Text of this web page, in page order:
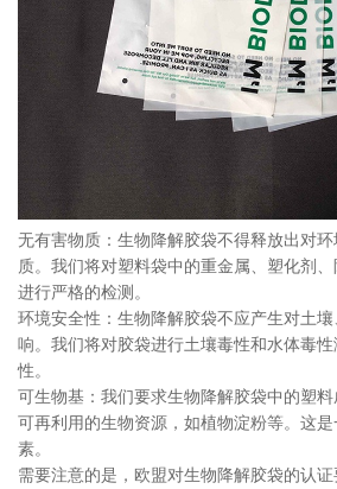
无有害物质：生物降解胶袋不得释放出对
质。我们将对塑料袋中的重金属、塑化剂
进行严格的检测。
环境安全性：生物降解胶袋不应产生对土
响。我们将对胶袋进行土壤毒性和水体毒
性。
可生物基：我们要求生物降解胶袋中的塑
可再利用的生物资源，如植物淀粉等。这
素。
需要注意的是，欧盟对生物降解胶袋的认